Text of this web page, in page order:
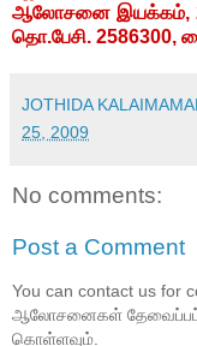
ஆலோசனை இயக்கம்,
தொ.பேசி. 2586300,
JOTHIDA
25, 2009
No comments:
Post a Comment
You can contact us for
ஆலோசனைகள்
கொள்ளவும்.